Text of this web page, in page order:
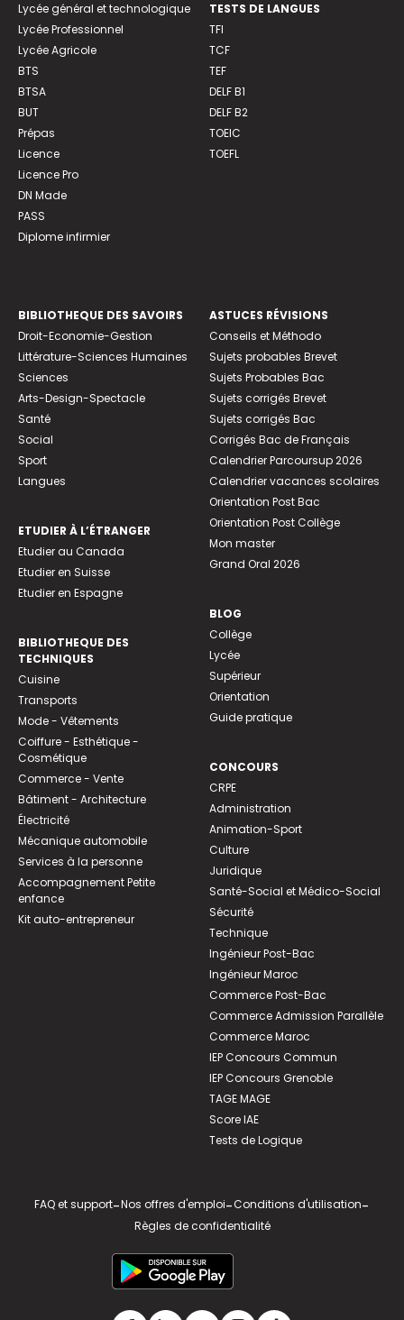
Lycée général et technologique
Lycée Professionnel
Lycée Agricole
BTS
BTSA
BUT
Prépas
Licence
Licence Pro
DN Made
PASS
Diplome infirmier
TESTS DE LANGUES
TFI
TCF
TEF
DELF B1
DELF B2
TOEIC
TOEFL
BIBLIOTHEQUE DES SAVOIRS
Droit-Economie-Gestion
Littérature-Sciences Humaines
Sciences
Arts-Design-Spectacle
Santé
Social
Sport
Langues
ETUDIER À L’ÉTRANGER
Etudier au Canada
Etudier en Suisse
Etudier en Espagne
BIBLIOTHEQUE DES
TECHNIQUES
Cuisine
Transports
Mode - Vêtements
Coiffure - Esthétique -
Cosmétique
Commerce - Vente
Bâtiment - Architecture
Électricité
Mécanique automobile
Services à la personne
Accompagnement Petite
enfance
Kit auto-entrepreneur
ASTUCES RÉVISIONS
Conseils et Méthodo
Sujets probables Brevet
Sujets Probables Bac
Sujets corrigés Brevet
Sujets corrigés Bac
Corrigés Bac de Français
Calendrier Parcoursup 2026
Calendrier vacances scolaires
Orientation Post Bac
Orientation Post Collège
Mon master
Grand Oral 2026
BLOG
Collège
Lycée
Supérieur
Orientation
Guide pratique
CONCOURS
CRPE
Administration
Animation-Sport
Culture
Juridique
Santé-Social et Médico-Social
Sécurité
Technique
Ingénieur Post-Bac
Ingénieur Maroc
Commerce Post-Bac
Commerce Admission Parallèle
Commerce Maroc
IEP Concours Commun
IEP Concours Grenoble
TAGE MAGE
Score IAE
Tests de Logique
FAQ et support-Nos offres d'emploi-Conditions d'utilisation-
Règles de confidentialité